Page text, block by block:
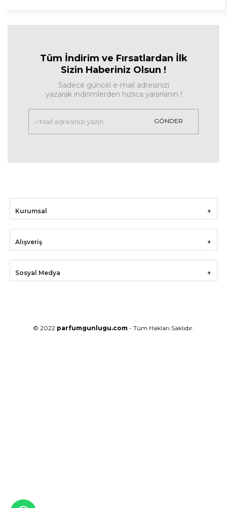
Tüm İndirim ve Fırsatlardan İlk
Sizin Haberiniz Olsun !
Sadece güncel e-mail adresinizi
yazarak indirimlerden hızlıca yararlanın !
GÖNDER
Kurumsal
Alışveriş
Sosyal Medya
© 2022 parfumgunlugu.com - Tüm Hakları Saklıdır.